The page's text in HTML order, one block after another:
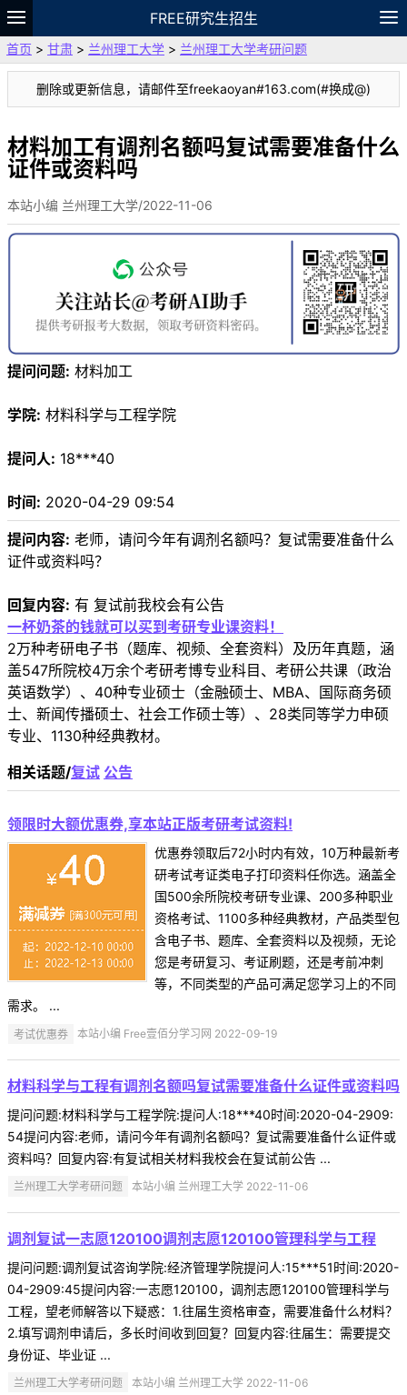
FREE研究生招生
题库
故事 专题 APP 笔记
论坛
VIP
资料
首页 > 甘肃 > 兰州理工大学 > 兰州理工大学考研问题
删除或更新信息，请邮件至freekaoyan#163.com(#换成@)
材料加工有调剂名额吗复试需要准备什么
证件或资料吗
本站小编 兰州理工大学/2022-11-06
提问问题: 材料加工
学院: 材料科学与工程学院
提问人: 18***40
时间: 2020-04-29 09:54
提问内容: 老师，请问今年有调剂名额吗？复试需要准备什么
证件或资料吗？
回复内容: 有 复试前我校会有公告
一杯奶茶的钱就可以买到考研专业课资料！
2万种考研电子书（题库、视频、全套资料）及历年真题，涵
盖547所院校4万余个考研考博专业科目、考研公共课（政治
英语数学）、40种专业硕士（金融硕士、MBA、国际商务硕
士、新闻传播硕士、社会工作硕士等）、28类同等学力申硕
专业、1130种经典教材。
相关话题/复试 公告
领限时大额优惠券,享本站正版考研考试资料!
优惠券领取后72小时内有效，10万种最新考
研考试考证类电子打印资料任你选。涵盖全
国500余所院校考研专业课、200多种职业
资格考试、1100多种经典教材，产品类型包
含电子书、题库、全套资料以及视频，无论
您是考研复习、考证刷题，还是考前冲刺
等，不同类型的产品可满足您学习上的不同
需求。 ...
考试优惠券 本站小编 Free壹佰分学习网 2022-09-19
材料科学与工程有调剂名额吗复试需要准备什么证件或资料吗
提问问题:材料科学与工程学院:提问人:18***40时间:2020-04-2909:
54提问内容:老师，请问今年有调剂名额吗？复试需要准备什么证件或
资料吗？回复内容:有复试相关材料我校会在复试前公告 ...
兰州理工大学考研问题 本站小编 兰州理工大学 2022-11-06
调剂复试一志愿120100调剂志愿120100管理科学与工程
提问问题:调剂复试咨询学院:经济管理学院提问人:15***51时间:2020-
04-2909:45提问内容:一志愿120100，调剂志愿120100管理科学与
工程，望老师解答以下疑惑：1.往届生资格审查，需要准备什么材料？
2.填写调剂申请后，多长时间收到回复？回复内容:往届生：需要提交
身份证、毕业证 ...
兰州理工大学考研问题 本站小编 兰州理工大学 2022-11-06